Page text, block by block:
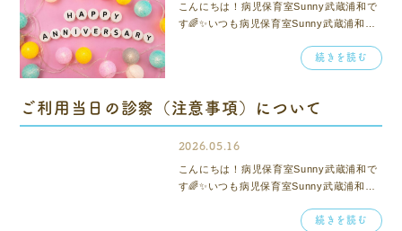
こんにちは！病児保育室Sunny武蔵浦和で
す🌈✨いつも病児保育室Sunny武蔵浦和を
病児保育室Sunny武蔵浦和は2026年6月で
続きを読む
ご利用当日の診察（注意事項）について
2026.05.16
こんにちは！病児保育室Sunny武蔵浦和で
す🌈✨いつも病児保育室Sunny武蔵浦和を
病児保育室ご利用当日の診察（注意事項）
続きを読む